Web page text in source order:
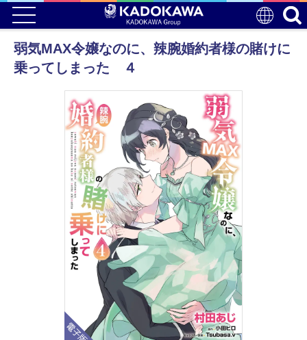
弱気MAX令嬢なのに、辣腕婚約者様の賭けに
乗ってしまった ４
電子版